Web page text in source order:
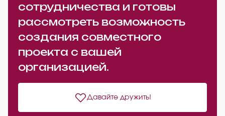
сотрудничества и готовы
рассмотреть возможность
создания совместного
проекта с вашей
организацией.
Давайте дружить!